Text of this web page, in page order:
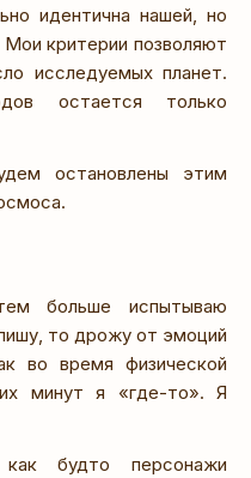
идентична нашей, но
критерии позволяют
исследуемых планет.
остается только
остановлены этим
больше испытываю
то дрожу от эмоций
во время физической
минут я «где-то». Я
будто персонажи